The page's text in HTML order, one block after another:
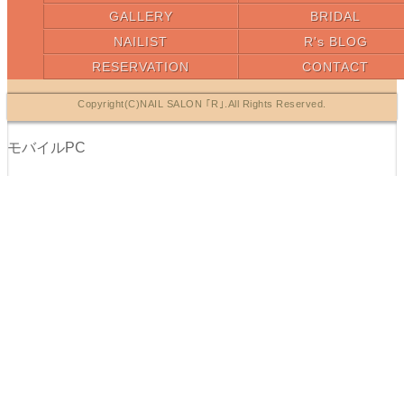
GALLERY
BRIDAL
NAILIST
R's BLOG
RESERVATION
CONTACT
Copyright(C)NAIL SALON ｢R｣.All Rights Reserved.
モバイルPC